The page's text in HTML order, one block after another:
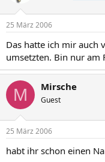
25 März 2006
Das hatte ich mir auch
umsetzten. Bin nur am
M Mirsche
Guest
25 März 2006
habt ihr schon einen